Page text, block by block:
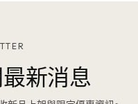
新消息